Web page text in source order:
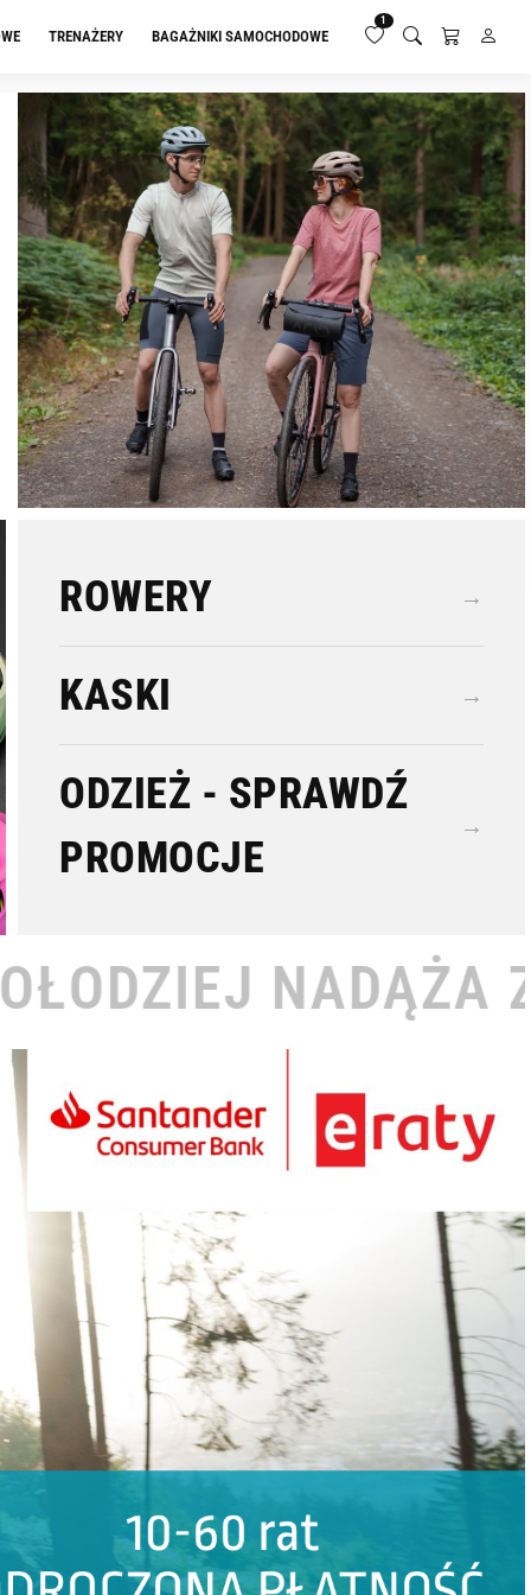
TRENAŻERY BAGAŻNIKI SAMOCHODOWE
1
ROWERY →
KASKI →
ODZIEŻ - SPRAWDŹ
PROMOCJE
→
ZA TOBĄ •